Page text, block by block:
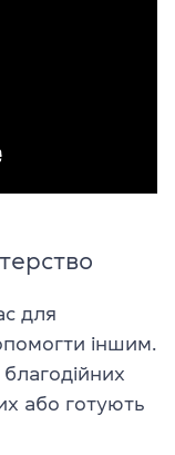
для
іншим.
або готують